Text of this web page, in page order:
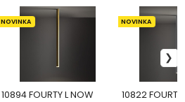
10894 FOURTY L NOW
NOVINKA
10822
NOVINKA